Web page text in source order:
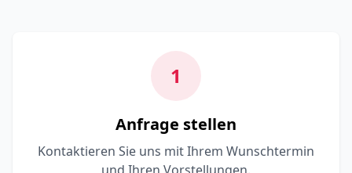
1
Anfrage stellen
Kontaktieren Sie uns mit Ihrem Wunschtermin